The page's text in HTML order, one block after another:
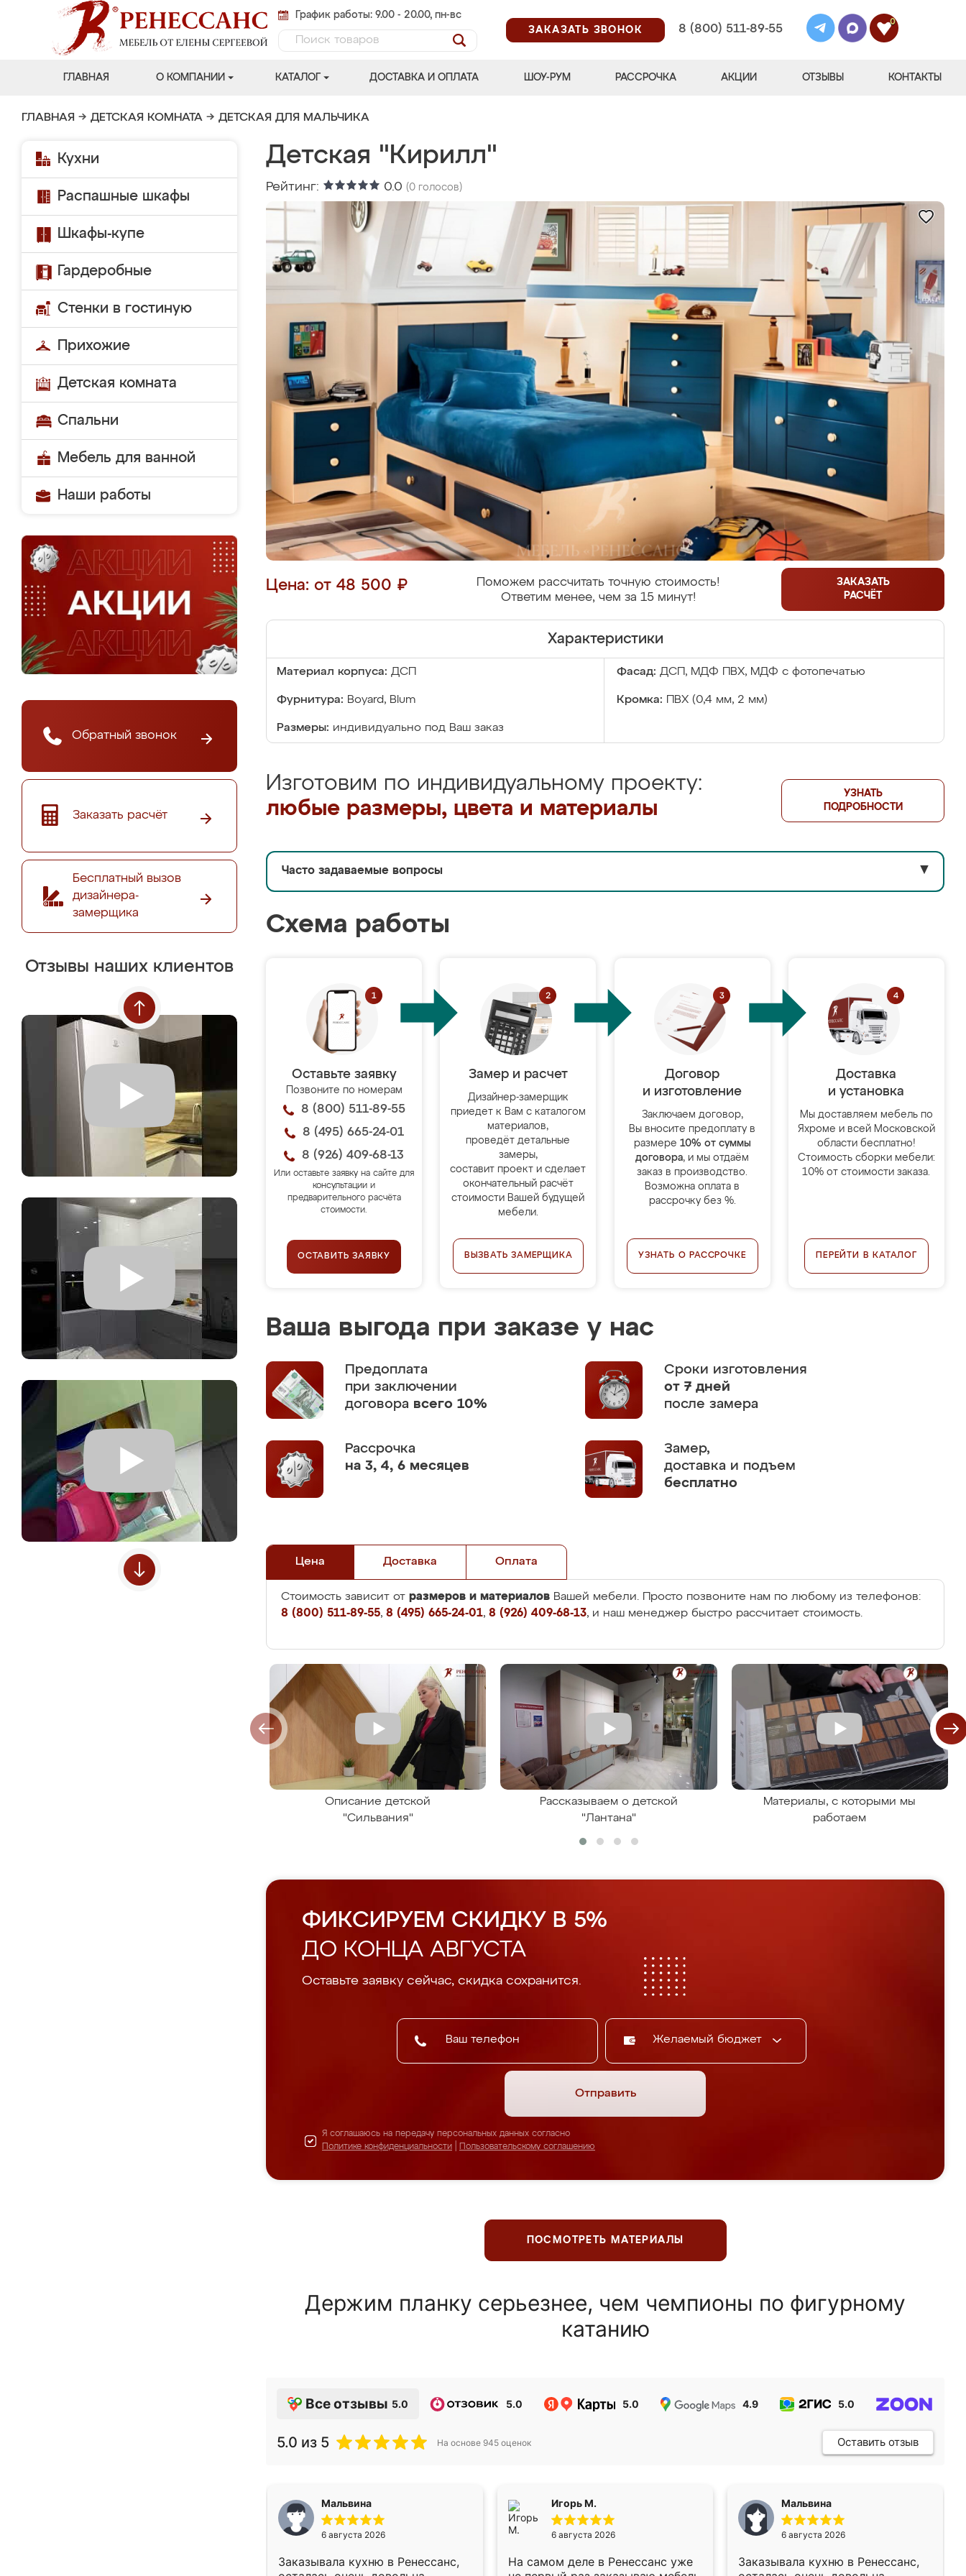
График работы: 9.00 - 20.00, пн-вс
ЗАКАЗАТЬ ЗВОНОК
8 (800) 511-89-55
0
ГЛАВНАЯ О КОМПАНИИ КАТАЛОГ ДОСТАВКА И ОПЛАТА ШОУ-РУМ РАССРОЧКА АКЦИИ ОТЗЫВЫ КОНТАКТЫ
ГЛАВНАЯ → ДЕТСКАЯ КОМНАТА → ДЕТСКАЯ ДЛЯ МАЛЬЧИКА
Кухни
Распашные шкафы
Шкафы-купе
Гардеробные
Стенки в гостиную
Прихожие
Детская комната
Спальни
Мебель для ванной
Наши работы
Обратный звонок
Заказать расчёт
Бесплатный вызов
дизайнера-
замерщика
Отзывы наших клиентов
Детская "Кирилл"
Рейтинг: 0.0 (0 голосов)
Цена: от 48 500 ₽
Поможем рассчитать точную стоимость!
Ответим менее, чем за 15 минут!
ЗАКАЗАТЬ
РАСЧЁТ
Характеристики
Материал корпуса: ДСП Фасад: ДСП, МДФ ПВХ, МДФ с фотопечатью
Фурнитура: Boyard, Blum Кромка: ПВХ (0,4 мм, 2 мм)
Размеры: индивидуально под Ваш заказ
Изготовим по индивидуальному проекту:
любые размеры, цвета и материалы
УЗНАТЬ
ПОДРОБНОСТИ
Часто задаваемые вопросы ▼
Схема работы
Оставьте заявку
Позвоните по номерам
8 (800) 511-89-55
8 (495) 665-24-01
8 (926) 409-68-13
Или оставьте заявку на сайте для
консультации и
предварительного расчёта
стоимости.
ОСТАВИТЬ ЗАЯВКУ
Замер и расчет
Дизайнер-замерщик
приедет к Вам с каталогом
материалов,
проведёт детальные
замеры,
составит проект и сделает
окончательный расчёт
стоимости Вашей будущей
мебели.
ВЫЗВАТЬ ЗАМЕРЩИКА
Договор
и изготовление
Заключаем договор,
Вы вносите предоплату в
размере 10% от суммы
договора, и мы отдаём
заказ в производство.
Возможна оплата в
рассрочку без %.
УЗНАТЬ О РАССРОЧКЕ
Доставка
и установка
Мы доставляем мебель по
Яхроме и всей Московской
области бесплатно!
Стоимость сборки мебели:
10% от стоимости заказа.
ПЕРЕЙТИ В КАТАЛОГ
Ваша выгода при заказе у нас
Предоплата
при заключении
договора всего 10%
Сроки изготовления
от 7 дней
после замера
Рассрочка
на 3, 4, 6 месяцев
Замер,
доставка и подъем
бесплатно
Цена Доставка Оплата
Стоимость зависит от размеров и материалов Вашей мебели. Просто позвоните нам по любому из телефонов:
8 (800) 511-89-55, 8 (495) 665-24-01, 8 (926) 409-68-13, и наш менеджер быстро рассчитает стоимость.
Описание детской
"Сильвания"
Рассказываем о детской
"Лантана"
Материалы, с которыми мы
работаем
ФИКСИРУЕМ СКИДКУ В 5%
ДО КОНЦА АВГУСТА
Оставьте заявку сейчас, скидка сохранится.
Желаемый бюджет
Отправить
Я соглашаюсь на передачу персональных данных согласно
Политике конфиденциальности
Пользовательскому соглашению
ПОСМОТРЕТЬ МАТЕРИАЛЫ
Держим планку серьезнее, чем чемпионы по фигурному
катанию
Все отзывы 5.0 5.0 5.0 4.9 5.0
5.0 из 5 На основе 945 оценок Оставить отзыв
Мальвина
6 августа 2026
Заказывала кухню в Ренессанс,
Игорь М.
6 августа 2026
На самом деле в Ренессанс уже
Мальвина
6 августа 2026
Заказывала кухню в Ренессанс,